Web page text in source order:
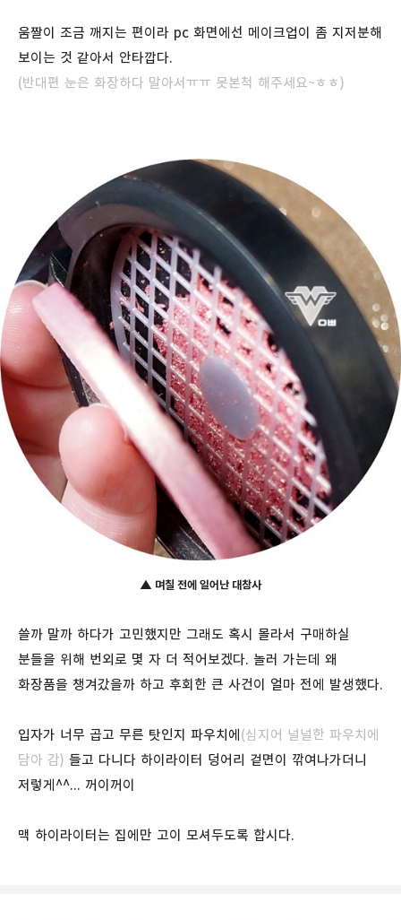
움짤이 조금 깨지는 편이라 pc 화면에선 메이크업이 좀 지저분해
보이는 것 같아서 안타깝다.
(반대편 눈은 화장하다 말아서ㅠㅠ 못본척 해주세요~ㅎㅎ)
▲ 며칠 전에 일어난 대참사
쓸까 말까 하다가 고민했지만 그래도 혹시 몰라서 구매하실
분들을 위해 번외로 몇 자 더 적어보겠다. 놀러 가는데 왜
화장품을 챙겨갔을까 하고 후회한 큰 사건이 얼마 전에 발생했다.
입자가 너무 곱고 무른 탓인지 파우치에(심지어 널널한 파우치에
담아 감) 들고 다니다 하이라이터 덩어리 겉면이 깎여나가더니
저렇게^^... 꺼이꺼이
맥 하이라이터는 집에만 고이 모셔두도록 합시다.